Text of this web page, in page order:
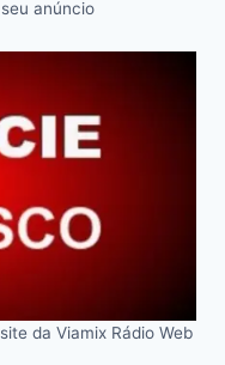
anúncio
da Viamix Rádio Web